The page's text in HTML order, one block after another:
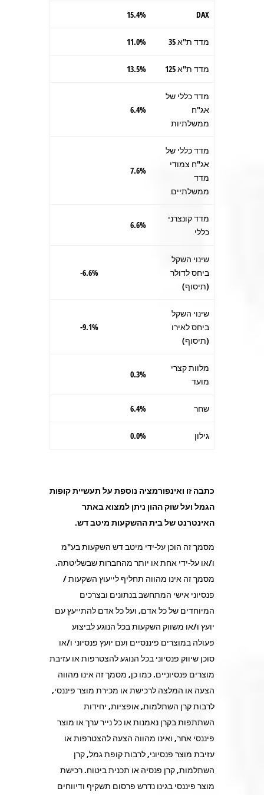
DAX
15.4%
מדד ת"א 35 11.0%
מדד ת"א 125 13.5%
מדד כללי של
אג"ח
ממשלתיות
6.4%
מדד כללי של
אג"ח צמודי
מדד
ממשלתיים
7.6%
מדד קונצרני
כללי
6.6%
שינוי השקל
ביחס לדולר
(תיסוף)
6.6%-
שינוי השקל
ביחס לאירו
(תיסוף)
9.1%-
מלוות קצרי
מועד
0.3%
שחר 6.4%
גילון 0.0%
כתבה זו ואינפורמציה נוספת על תעשיית קופות
הגמל ועל שוק ההון ניתן למצוא באתר
האינטרנט של בית ההשקעות מיטב דש.
מסמך זה הוכן על-ידי מיטב דש השקעות בע"מ
ו/או על-ידי אחת או יותר מהחברות שבשליטתה.
מסמך זה אינו מהווה תחליף לייעוץ השקעות /
פנסיוני אישי המתחשב בנתונים ובצרכים
המיוחדים של כל אדם, ועל כל אדם להתייעץ עם
יועץ ו/או משווק השקעות בכל הנוגע לביצוע
פעולה במוצרים פיננסיים ועם יועץ פנסיוני ו/או
סוכן שיווק פנסיוני בכל הנוגע להצטרפות או עזיבת
מוצרים פנסיוניים. כמו כן, מסמך זה אינו מהווה
הצעה או המלצה לרכישת או מכירת מוצר פיננסי,
לרבות קרן השתלמות, אופציות, יחידות
השתתפות בקרן נאמנות או כל נייר ערך או מוצר
פיננסי אחר, ואינו מהווה הצעה להצטרפות או
עזיבת מוצר פנסיוני, לרבות קופת גמל, קרן
השתלמות, קרן פנסיה או תכנית ביטוח. רכישת
מוצר פיננסי בגינו נדרש פרסום תשקיף ודיווחים